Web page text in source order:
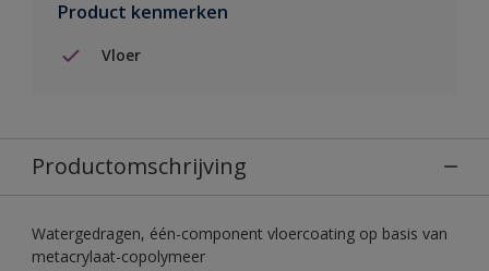
Product kenmerken
Vloer
Productomschrijving
Watergedragen, één-component vloercoating op basis van
metacrylaat-copolymeer